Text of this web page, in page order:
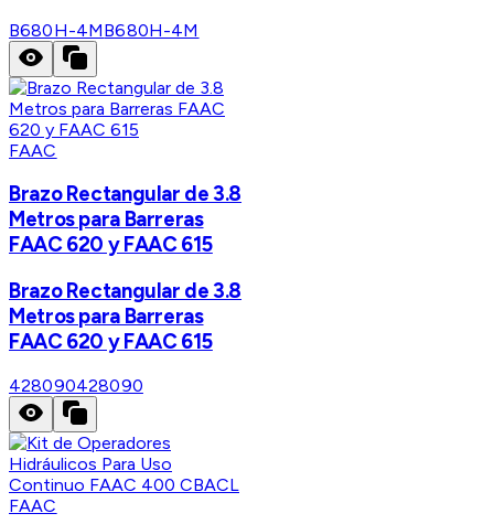
B680H-4MB680H-4M
FAAC
Brazo Rectangular de 3.8
Metros para Barreras
FAAC 620 y FAAC 615
Brazo Rectangular de 3.8
Metros para Barreras
FAAC 620 y FAAC 615
428090428090
FAAC